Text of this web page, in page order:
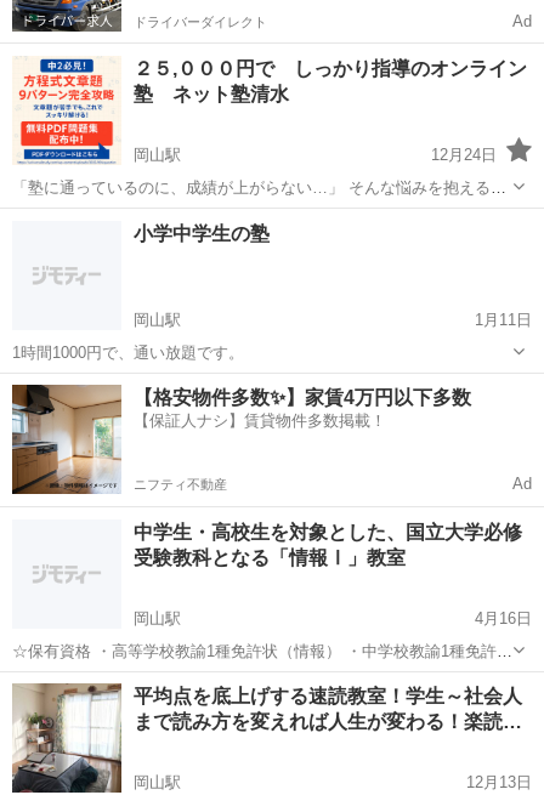
ドライバーダイレクト Ad
２５,０００円で しっかり指導のオンライン
塾 ネット塾清水
岡山駅
12月24日
「塾に通っているのに、成績が上がらない…」 そんな悩みを抱えるご
家庭へ。 私たちの指導は 少人数制・実質マンツーマン。 一人ひとり
の理解度に合わせて進めるので、置いていくことはありません。 英
岡山駅 塾
小学中学生の塾
岡山駅
1月11日
1時間1000円で、通い放題です。
岡山 岡山市 岡山駅 塾 小学
【格安物件多数✨】家賃4万円以下多数
【保証人ナシ】賃貸物件多数掲載！
ニフティ不動産 Ad
中学生・高校生を対象とした、国立大学必修
受験教科となる「情報Ⅰ」教室
岡山駅
4月16日
☆保有資格 ・高等学校教諭1種免許状（情報） ・中学校教諭1種免許状
（技術） ・小学校教諭1種免許状 ・CCNAなどのITベンダー資格多数
☆実績 ・長らく公立学校教諭として勤務していました。 ・教員退職
後...
岡山 岡山市 岡山駅 免許状
平均点を底上げする速読教室！学生～社会人
まで読み方を変えれば人生が変わる！楽読…
岡山駅
12月13日